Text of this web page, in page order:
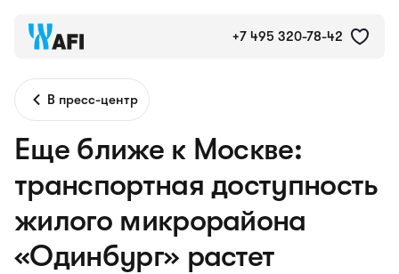
+7 495 320-78-42
В пресс-центр
Еще ближе к Москве:
транспортная доступность
жилого микрорайона
«Одинбург» растет